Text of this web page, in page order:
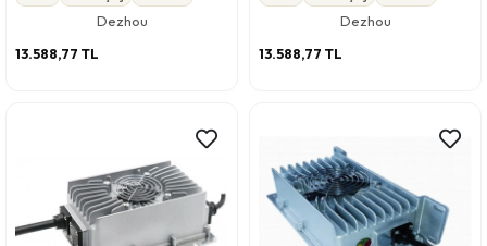
Dezhou
13.588,77 TL
Dezhou
13.588,77 TL